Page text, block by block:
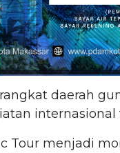
daerah
internasional
Tour menjadi